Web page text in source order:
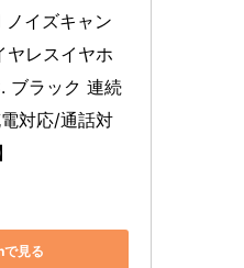
イズキャン
ヤレスイヤホ
ブラック 連続
対応/通話対
見る